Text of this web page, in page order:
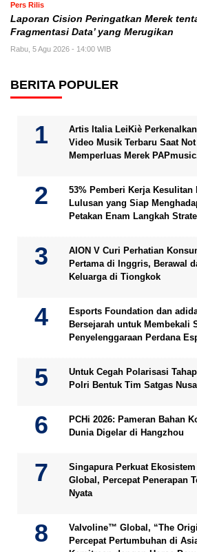
Pers Rilis
Laporan Cision Peringatkan Merek
Fragmentasi Data’ yang Merugikan
Rabu, 5 Agu 2026 - 14:00 WIB
BERITA POPULER
Artis Italia LeiKiè
Video Musik Terbaru Saat
Memperluas Merek
53% Pemberi Kerja Kesulitan
Lulusan yang Siap
Petakan Enam Langkah
AION V Curi Perhatian
Pertama di Inggris, Berawal
Keluarga di Tiongkok
Esports Foundation dan
Bersejarah untuk Membekali
Penyelenggaraan Perdana
Untuk Cegah Polarisasi
Polri Bentuk Tim Satgas
PCHi 2026: Pameran Bahan
Dunia Digelar di Hangzhou
Singapura Perkuat
Global, Percepat Penerapan
Nyata
Valvoline™ Global, “The
Percepat Pertumbuhan di